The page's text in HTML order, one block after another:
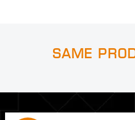
0909.216.522 ( Ms Nhị)- E:
nhidang@phucthanhnhan.vn
khiettran@phucthanhnhan.vn